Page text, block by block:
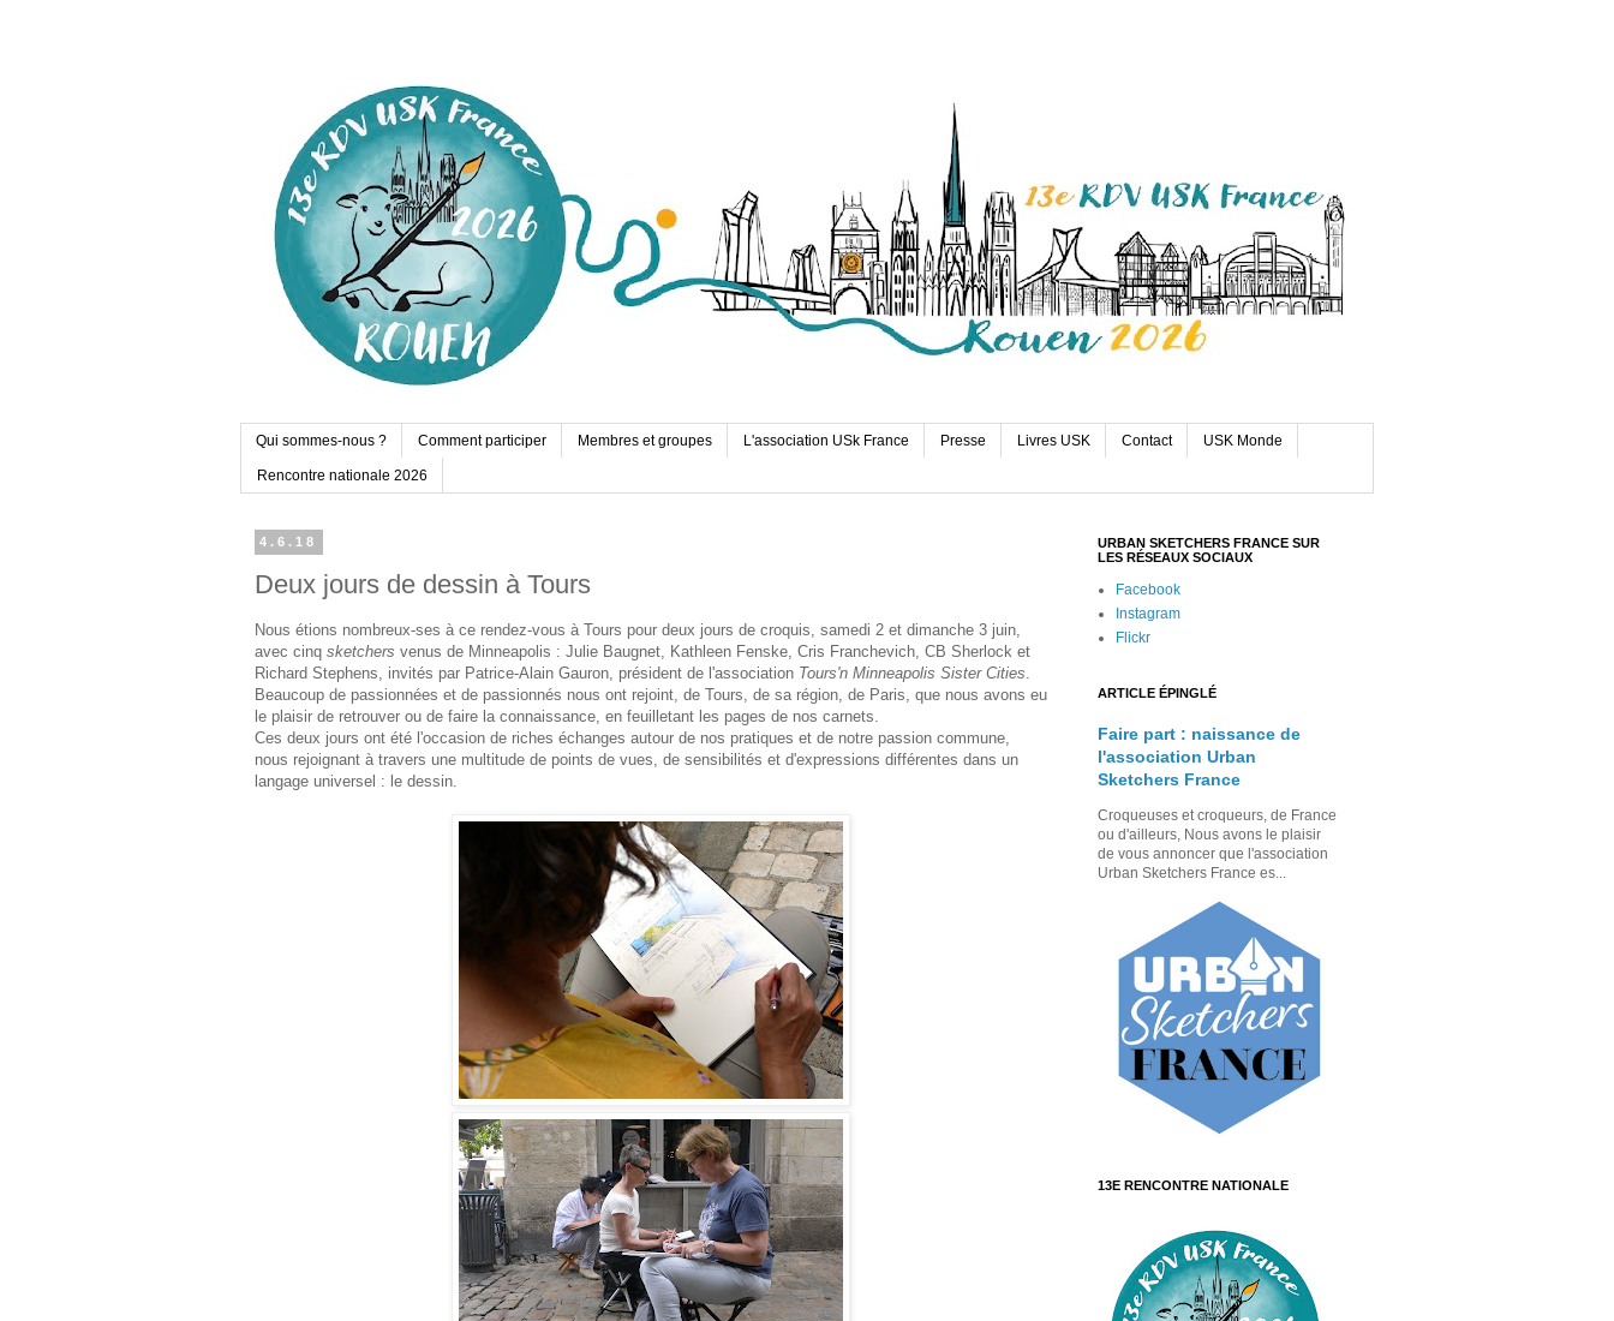
Qui sommes-nous ? Comment participer Membres et groupes L'association USk France Presse Livres USK Contact USK Monde
Rencontre nationale 2026
4.6.18
Deux jours de dessin à Tours
Nous étions nombreux-ses à ce rendez-vous à Tours pour deux jours de croquis, samedi 2 et dimanche 3 juin,
avec cinq sketchers venus de Minneapolis : Julie Baugnet, Kathleen Fenske, Cris Franchevich, CB Sherlock et
Richard Stephens, invités par Patrice-Alain Gauron, président de l'association Tours'n Minneapolis Sister Cities.
Beaucoup de passionnées et de passionnés nous ont rejoint, de Tours, de sa région, de Paris, que nous avons eu
le plaisir de retrouver ou de faire la connaissance, en feuilletant les pages de nos carnets.
Ces deux jours ont été l'occasion de riches échanges autour de nos pratiques et de notre passion commune,
nous rejoignant à travers une multitude de points de vues, de sensibilités et d'expressions différentes dans un
langage universel : le dessin.
URBAN SKETCHERS FRANCE SUR
LES RÉSEAUX SOCIAUX
Facebook
Instagram
Flickr
ARTICLE ÉPINGLÉ
Faire part : naissance de
l'association Urban
Sketchers France
Croqueuses et croqueurs, de France
ou d'ailleurs, Nous avons le plaisir
de vous annoncer que l'association
Urban Sketchers France es...
13E RENCONTRE NATIONALE